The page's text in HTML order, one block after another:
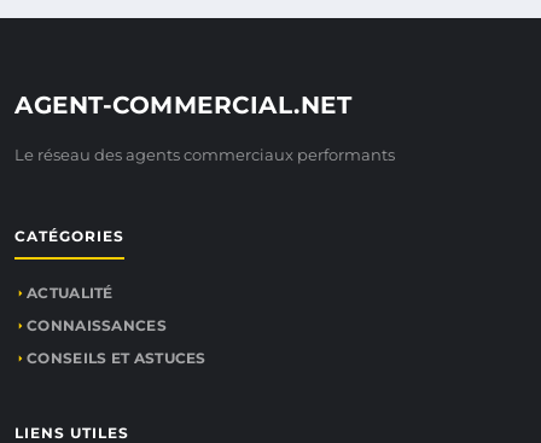
AGENT-COMMERCIAL.NET
Le réseau des agents commerciaux performants
CATÉGORIES
ACTUALITÉ
CONNAISSANCES
CONSEILS ET ASTUCES
LIENS UTILES